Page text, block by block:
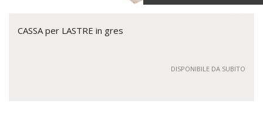
CASSA per LASTRE in gres
DISPONIBILE DA SUBITO